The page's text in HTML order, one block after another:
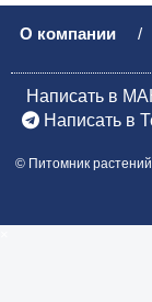
О компании /
Написать в
Написать в
© Питомник